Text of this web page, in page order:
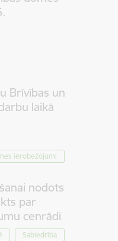
Brīvības un
laikā
ierobežojumi
nodots
par
cenrādi
Sabiedrība